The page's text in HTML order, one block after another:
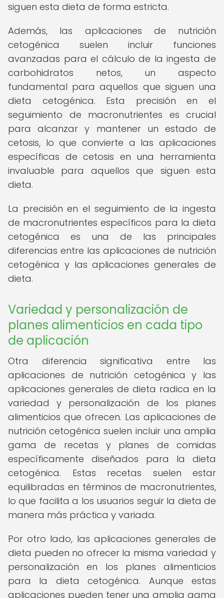
siguen esta dieta de forma estricta.
Además, las aplicaciones de nutrición
cetogénica suelen incluir funciones
avanzadas para el cálculo de la ingesta de
carbohidratos netos, un aspecto
fundamental para aquellos que siguen una
dieta cetogénica. Esta precisión en el
seguimiento de macronutrientes es crucial
para alcanzar y mantener un estado de
cetosis, lo que convierte a las aplicaciones
específicas de cetosis en una herramienta
invaluable para aquellos que siguen esta
dieta.
La precisión en el seguimiento de la ingesta
de macronutrientes específicos para la dieta
cetogénica es una de las principales
diferencias entre las aplicaciones de nutrición
cetogénica y las aplicaciones generales de
dieta.
Variedad y personalización de
planes alimenticios en cada tipo
de aplicación
Otra diferencia significativa entre las
aplicaciones de nutrición cetogénica y las
aplicaciones generales de dieta radica en la
variedad y personalización de los planes
alimenticios que ofrecen. Las aplicaciones de
nutrición cetogénica suelen incluir una amplia
gama de recetas y planes de comidas
específicamente diseñados para la dieta
cetogénica. Estas recetas suelen estar
equilibradas en términos de macronutrientes,
lo que facilita a los usuarios seguir la dieta de
manera más práctica y variada.
Por otro lado, las aplicaciones generales de
dieta pueden no ofrecer la misma variedad y
personalización en los planes alimenticios
para la dieta cetogénica. Aunque estas
aplicaciones pueden tener una amplia gama